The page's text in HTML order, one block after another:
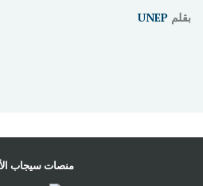
بقلمUNEP
منصات سيجاب